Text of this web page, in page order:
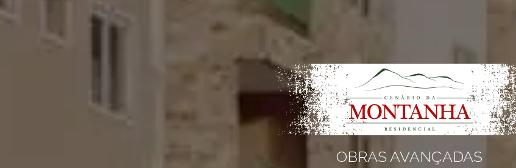
OBRAS AVANÇADAS